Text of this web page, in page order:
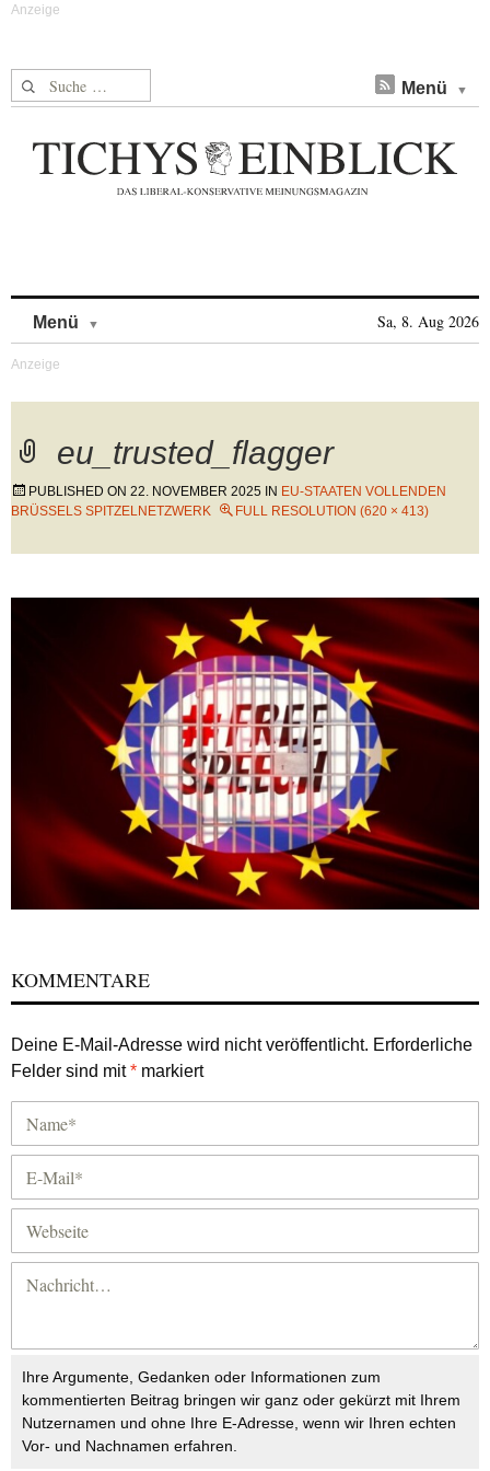
Suche nach: Menü
Menü Sa, 8. Aug 2026
eu_trusted_flagger
PUBLISHED ON 22. NOVEMBER 2025 IN EU-STAATEN VOLLENDEN
BRÜSSELS SPITZELNETZWERK
FULL RESOLUTION (620 × 413)
KOMMENTARE
Deine E-Mail-Adresse wird nicht veröffentlicht. Erforderliche
Felder sind mit* markiert
Ihre Argumente, Gedanken oder Informationen zum
kommentierten Beitrag bringen wir ganz oder gekürzt mit Ihrem
Nutzernamen und ohne Ihre E-Adresse, wenn wir Ihren echten
Vor- und Nachnamen erfahren.